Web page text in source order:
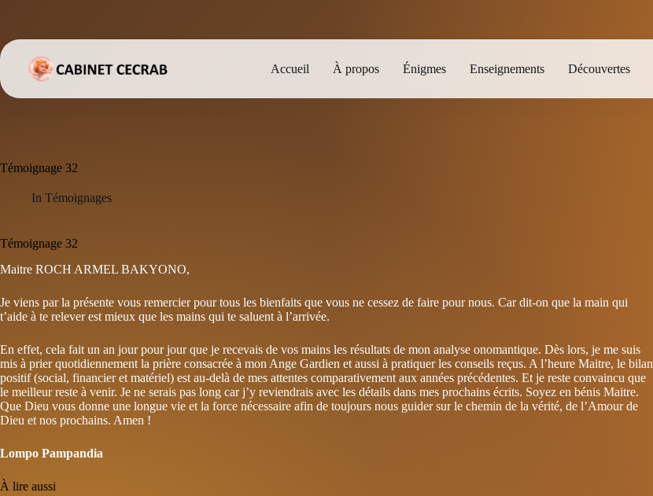
Accueil À propos Énigmes Enseignements Découvertes
Témoignage 32
In Témoignages
Témoignage 32
Maitre ROCH ARMEL BAKYONO,
Je viens par la présente vous remercier pour tous les bienfaits que vous ne cessez de faire pour nous. Car dit-on que la main qui
t’aide à te relever est mieux que les mains qui te saluent à l’arrivée.
En effet, cela fait un an jour pour jour que je recevais de vos mains les résultats de mon analyse onomantique. Dès lors, je me suis
mis à prier quotidiennement la prière consacrée à mon Ange Gardien et aussi à pratiquer les conseils reçus. A l’heure Maitre, le bilan
positif (social, financier et matériel) est au-delà de mes attentes comparativement aux années précédentes. Et je reste convaincu que
le meilleur reste à venir. Je ne serais pas long car j’y reviendrais avec les détails dans mes prochains écrits. Soyez en bénis Maitre.
Que Dieu vous donne une longue vie et la force nécessaire afin de toujours nous guider sur le chemin de la vérité, de l’Amour de
Dieu et nos prochains. Amen !
Lompo Pampandia
À lire aussi